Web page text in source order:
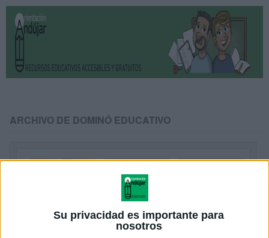
Su privacidad es importante para
nosotros
ARCHIVO DE DOMINÓ EDUCATIVO